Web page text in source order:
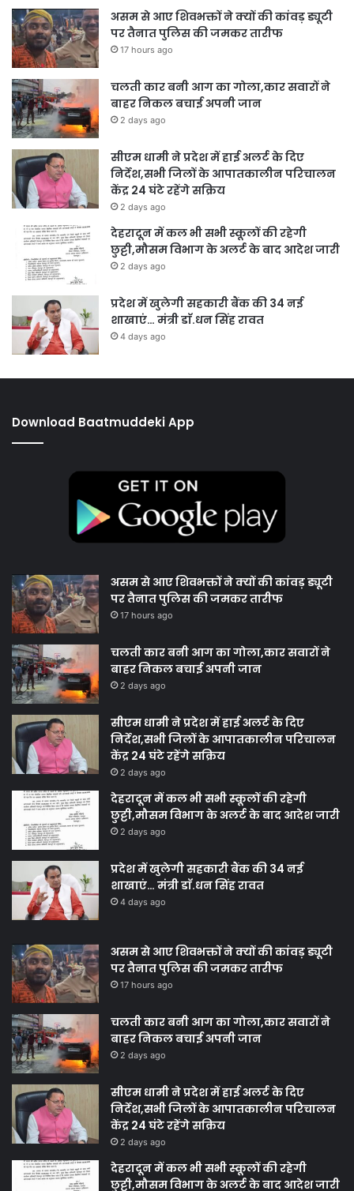
असम से आए शिवभक्तों ने क्यों की कांवड़ ड्यूटी
पर तैनात पुलिस की जमकर तारीफ
17 hours ago
चलती कार बनी आग का गोला,कार सवारों ने
बाहर निकल बचाई अपनी जान
2 days ago
सीएम धामी ने प्रदेश में हाई अलर्ट के दिए
निर्देश,सभी जिलों के आपातकालीन परिचालन
केंद्र 24 घंटे रहेंगे सक्रिय
2 days ago
देहरादून में कल भी सभी स्कूलों की रहेगी
छुट्टी,मौसम विभाग के अलर्ट के बाद आदेश जारी
2 days ago
प्रदेश में खुलेगी सहकारी बैंक की 34 नई
शाखाएं… मंत्री डाॅ.धन सिंह रावत
4 days ago
Download Baatmuddeki App
असम से आए शिवभक्तों ने क्यों की कांवड़ ड्यूटी
पर तैनात पुलिस की जमकर तारीफ
17 hours ago
चलती कार बनी आग का गोला,कार सवारों ने
बाहर निकल बचाई अपनी जान
2 days ago
सीएम धामी ने प्रदेश में हाई अलर्ट के दिए
निर्देश,सभी जिलों के आपातकालीन परिचालन
केंद्र 24 घंटे रहेंगे सक्रिय
2 days ago
देहरादून में कल भी सभी स्कूलों की रहेगी
छुट्टी,मौसम विभाग के अलर्ट के बाद आदेश जारी
2 days ago
प्रदेश में खुलेगी सहकारी बैंक की 34 नई
शाखाएं… मंत्री डाॅ.धन सिंह रावत
4 days ago
असम से आए शिवभक्तों ने क्यों की कांवड़ ड्यूटी
पर तैनात पुलिस की जमकर तारीफ
17 hours ago
चलती कार बनी आग का गोला,कार सवारों ने
बाहर निकल बचाई अपनी जान
2 days ago
सीएम धामी ने प्रदेश में हाई अलर्ट के दिए
निर्देश,सभी जिलों के आपातकालीन परिचालन
केंद्र 24 घंटे रहेंगे सक्रिय
2 days ago
देहरादून में कल भी सभी स्कूलों की रहेगी
छुट्टी,मौसम विभाग के अलर्ट के बाद आदेश जारी